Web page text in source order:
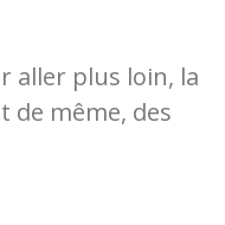
aller plus loin, la
de même, des